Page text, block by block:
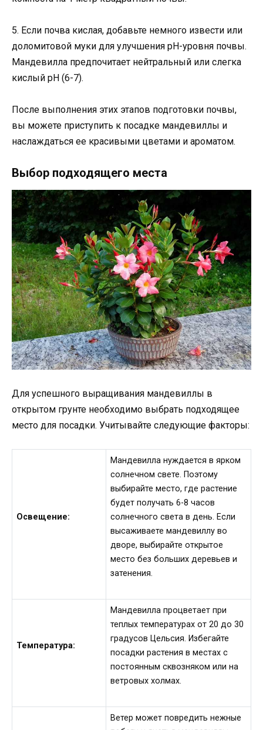
5. Если почва кислая, добавьте немного извести или
доломитовой муки для улучшения pH-уровня почвы.
Мандевилла предпочитает нейтральный или слегка
кислый pH (6-7).
После выполнения этих этапов подготовки почвы,
вы можете приступить к посадке мандевиллы и
наслаждаться ее красивыми цветами и ароматом.
Выбор подходящего места
Для успешного выращивания мандевиллы в
открытом грунте необходимо выбрать подходящее
место для посадки. Учитывайте следующие факторы:
Освещение:
Мандевилла нуждается в ярком
солнечном свете. Поэтому
выбирайте место, где растение
будет получать 6-8 часов
солнечного света в день. Если
высаживаете мандевиллу во
дворе, выбирайте открытое
место без больших деревьев и
затенения.
Температура:
Мандевилла процветает при
теплых температурах от 20 до 30
градусов Цельсия. Избегайте
посадки растения в местах с
постоянным сквозняком или на
ветровых холмах.
Ветер может повредить нежные